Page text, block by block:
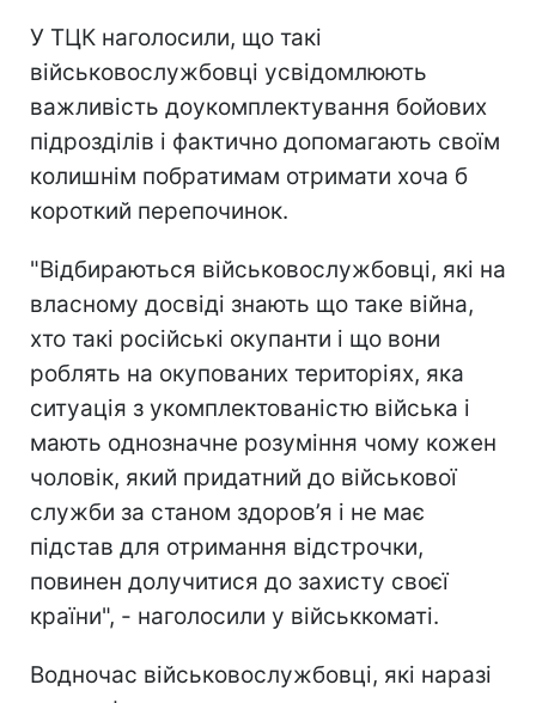
У ТЦК наголосили, що такі
військовослужбовці усвідомлюють
важливість доукомплектування бойових
підрозділів і фактично допомагають своїм
колишнім побратимам отримати хоча б
короткий перепочинок.
"Відбираються військовослужбовці, які на
власному досвіді знають що таке війна,
хто такі російські окупанти і що вони
роблять на окупованих територіях, яка
ситуація з укомплектованістю війська і
мають однозначне розуміння чому кожен
чоловік, який придатний до військової
служби за станом здоров’я і не має
підстав для отримання відстрочки,
повинен долучитися до захисту своєї
країни", - наголосили у військкоматі.
Водночас військовослужбовці, які наразі